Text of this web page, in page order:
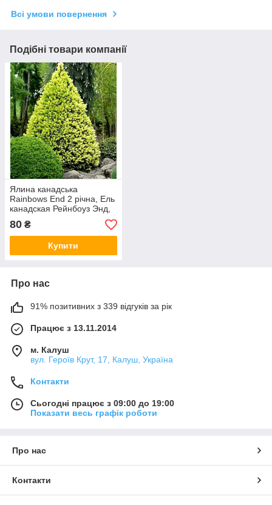
Всі умови повернення
Подібні товари компанії
Ялина канадська
Rainbows End 2 річна, Ель
канадская Рейнбоуз Энд,
Picea glauca Rainbow's
End
80 ₴
Купити
Про нас
91% позитивних з 339 відгуків за рік
Працює з 13.11.2014
м. Калуш
вул. Героїв Крут, 17, Калуш, Україна
Контакти
Сьогодні працює з 09:00 до 19:00
Показати весь графік роботи
Про нас
Контакти